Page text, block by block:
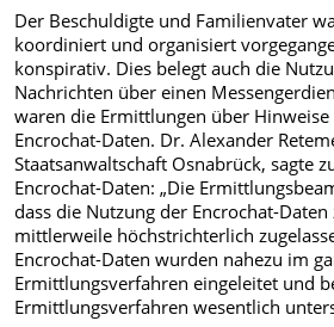
Der Beschuldigte und Familienvater
koordiniert und organisiert
konspirativ. Dies belegt auch die
Nachrichten über einen
waren die Ermittlungen über Hinweise
Encrochat-Daten. Dr. Alexander
Staatsanwaltschaft Osnabrück, sagte
Encrochat-Daten: „Die
dass die Nutzung der Encrochat-
mittlerweile höchstrichterlich
Encrochat-Daten wurden nahezu im
Ermittlungsverfahren eingeleitet und
Ermittlungsverfahren wesentlich